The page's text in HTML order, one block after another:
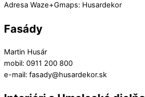
Adresa Waze+Gmaps: Husardekor
Fasády
Martin Husár
mobil: 0911 200 800
e-mail: fasady@husardekor.sk